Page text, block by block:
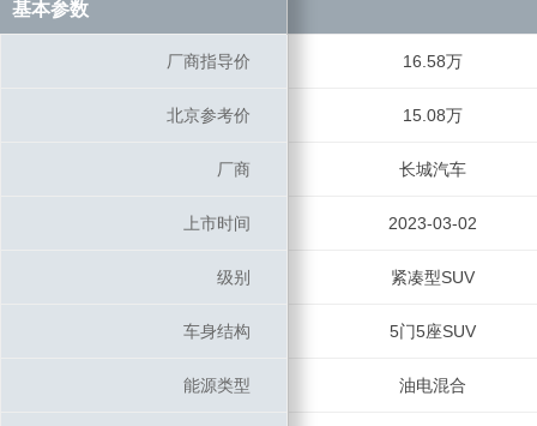
基本参数
厂商指导价 16.58万
北京参考价 15.08万
厂商 长城汽车
上市时间 2023-03-02
级别 紧凑型SUV
车身结构 5门5座SUV
能源类型 油电混合
基本参数
厂商指导价
北京参考价
厂商
上市时间
级别
车身结构
能源类型